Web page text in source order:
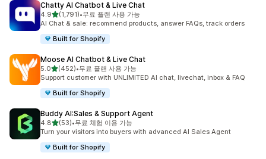
Chatty AI Chatbot & Live Chat
4.9별 5개 중
(1,791)
총 리뷰 1791개
•무료 플랜 사용 가능
AI Chat & sale: recommend products, answer FAQs, track orders
Built for Shopify
Moose AI Chatbot & Live Chat
5.0별 5개 중
(452)
총 리뷰 452개
•무료 플랜 사용 가능
Support customer with UNLIMITED AI chat, livechat, inbox & FAQ
Built for Shopify
Buddy AI:Sales & Support Agent
4.8별 5개 중
(53)
총 리뷰 53개
•무료 체험 이용 가능
Turn your visitors into buyers with advanced AI Sales Agent
Built for Shopify